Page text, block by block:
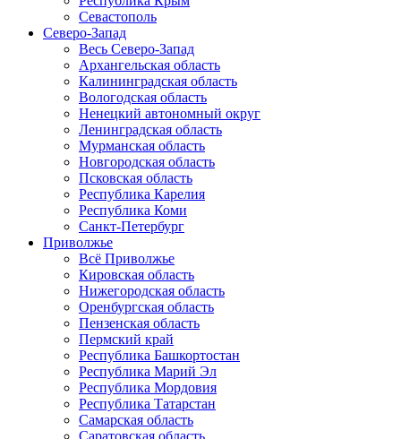
Севастополь
Северо-Запад
Весь Северо-Запад
Архангельская область
Калининградская область
Вологодская область
Ненецкий автономный округ
Ленинградская область
Мурманская область
Новгородская область
Псковская область
Республика Карелия
Республика Коми
Санкт-Петербург
Приволжье
Всё Приволжье
Кировская область
Нижегородская область
Оренбургская область
Пензенская область
Пермский край
Республика Башкортостан
Республика Марий Эл
Республика Мордовия
Республика Татарстан
Самарская область
Саратовская область